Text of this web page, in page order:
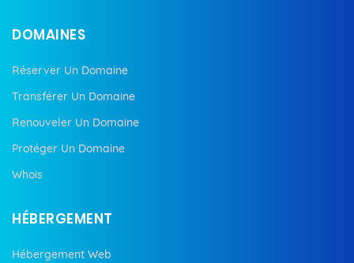
DOMAINES
Réserver Un Domaine
Transférer Un Domaine
Renouveler Un Domaine
Protéger Un Domaine
Whois
HÉBERGEMENT
Hébergement Web